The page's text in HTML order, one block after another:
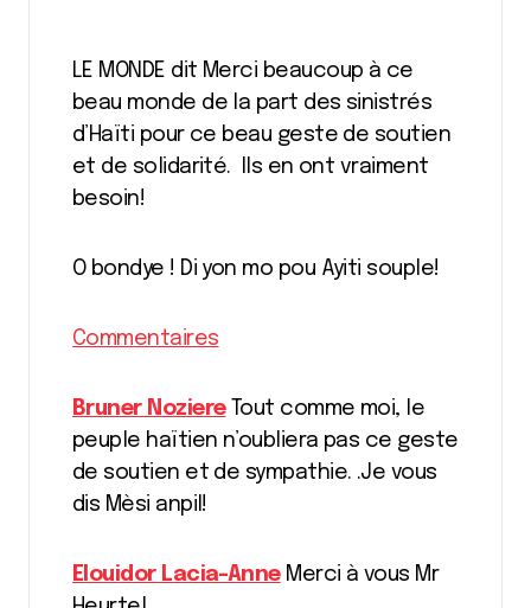
LE MONDE dit Merci beaucoup à ce
beau monde de la part des sinistrés
d’Haïti pour ce beau geste de soutien
et de solidarité. Ils en ont vraiment
besoin!
O bondye ! Di yon mo pou Ayiti souple!
Commentaires
Bruner NoziereTout comme moi, le
peuple haïtien n’oubliera pas ce geste
de soutien et de sympathie. .Je vous
dis Mèsi anpil!
Elouidor Lacia-AnneMerci à vous Mr